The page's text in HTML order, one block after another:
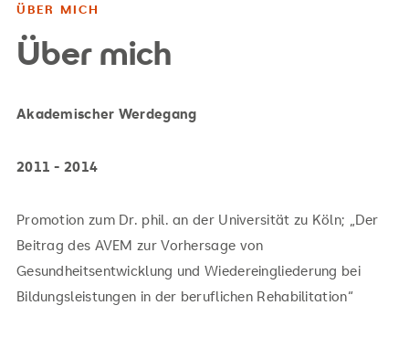
ÜBER MICH
Über mich
Akademischer Werdegang
2011 - 2014
Promotion zum Dr. phil. an der Universität zu Köln; „Der
Beitrag des AVEM zur Vorhersage von
Gesundheitsentwicklung und Wiedereingliederung bei
Bildungsleistungen in der beruflichen Rehabilitation“